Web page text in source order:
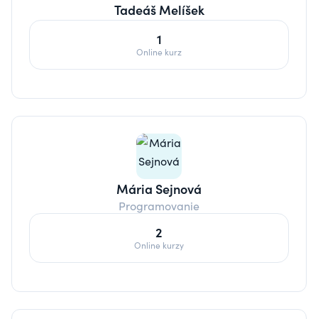
Tadeáš Melíšek
1
Online kurz
Mária Sejnová
Programovanie
2
Online kurzy